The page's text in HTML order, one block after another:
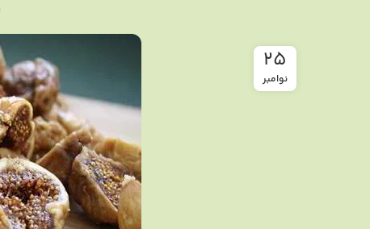
25
نوامبر